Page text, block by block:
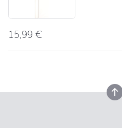
15,99€